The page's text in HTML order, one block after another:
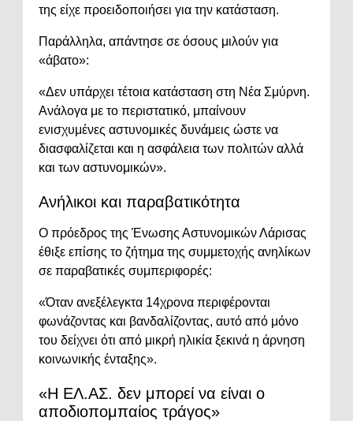
της είχε προειδοποιήσει για την κατάσταση.
Παράλληλα, απάντησε σε όσους μιλούν για
«άβατο»:
«Δεν υπάρχει τέτοια κατάσταση στη Νέα Σμύρνη.
Ανάλογα με το περιστατικό, μπαίνουν
ενισχυμένες αστυνομικές δυνάμεις ώστε να
διασφαλίζεται και η ασφάλεια των πολιτών αλλά
και των αστυνομικών».
Ανήλικοι και παραβατικότητα
Ο πρόεδρος της Ένωσης Αστυνομικών Λάρισας
έθιξε επίσης το ζήτημα της συμμετοχής ανηλίκων
σε παραβατικές συμπεριφορές:
«Όταν ανεξέλεγκτα 14χρονα περιφέρονται
φωνάζοντας και βανδαλίζοντας, αυτό από μόνο
του δείχνει ότι από μικρή ηλικία ξεκινά η άρνηση
κοινωνικής ένταξης».
«Η ΕΛ.ΑΣ. δεν μπορεί να είναι ο
αποδιοπομπαίος τράγος»